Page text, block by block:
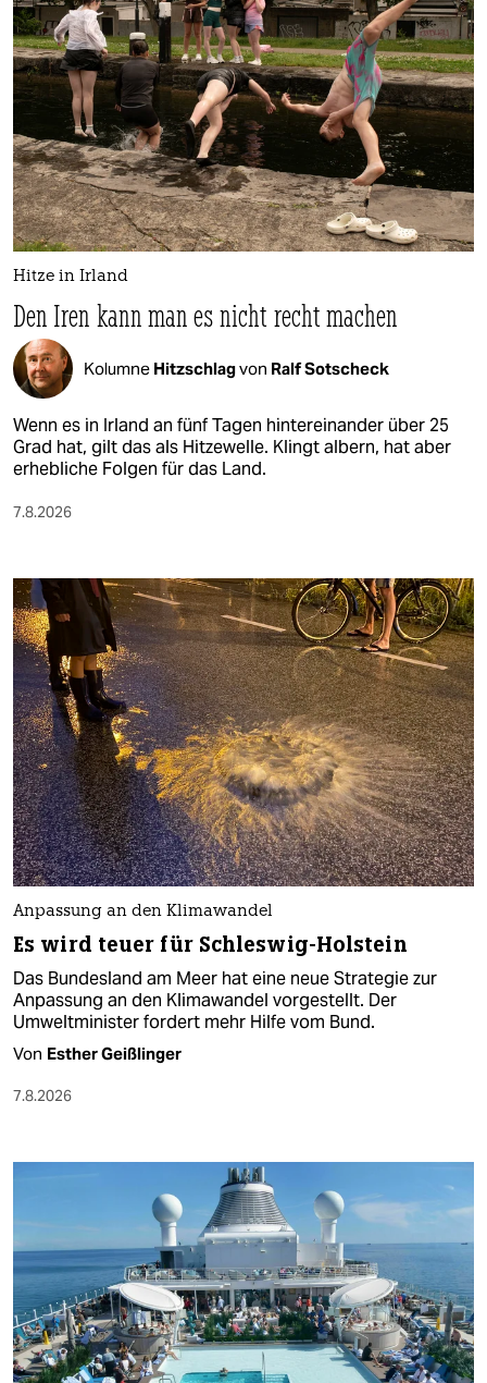
Hitze in Irland
Den Iren kann man es nicht recht machen
Kolumne Hitzschlagvon Ralf Sotscheck
Wenn es in Irland an fünf Tagen hintereinander über 25
Grad hat, gilt das als Hitzewelle. Klingt albern, hat aber
erhebliche Folgen für das Land.
7.8.2026
Anpassung an den Klimawandel
Es wird teuer für Schleswig-Holstein
Das Bundesland am Meer hat eine neue Strategie zur
Anpassung an den Klimawandel vorgestellt. Der
Umweltminister fordert mehr Hilfe vom Bund.
Von Esther Geißlinger
7.8.2026